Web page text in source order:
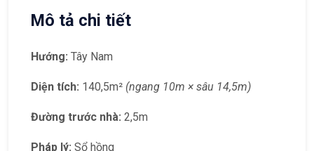
Mô tả chi tiết
Hướng: Tây Nam
Diện tích: 140,5m² (ngang 10m × sâu 14,5m)
Đường trước nhà: 2,5m
Pháp lý: Sổ hồng